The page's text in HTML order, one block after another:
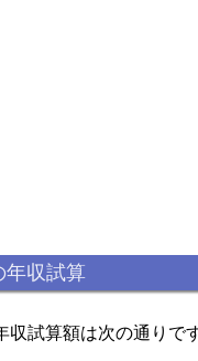
年収試算
収試算額は次の通りで